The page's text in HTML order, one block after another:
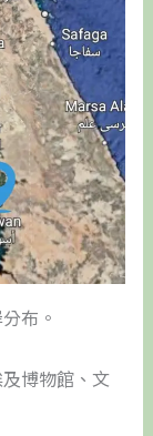
布。
博物館、文